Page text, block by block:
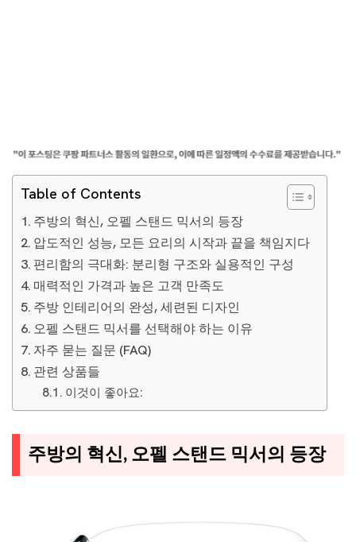
Table of Contents
주방의 혁신, 오펠 스탠드 믹서의 등장
압도적인 성능, 모든 요리의 시작과 끝을 책임지다
편리함의 극대화: 분리형 구조와 실용적인 구성
매력적인 가격과 높은 고객 만족도
주방 인테리어의 완성, 세련된 디자인
오펠 스탠드 믹서를 선택해야 하는 이유
자주 묻는 질문 (FAQ)
관련 상품들
이것이 좋아요:
주방의 혁신, 오펠 스탠드 믹서의 등장